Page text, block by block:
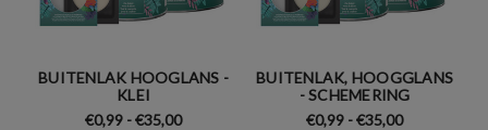
BUITENLAK HOOGLANS -
KLEI
€0,99 - €35,00
BUITENLAK, HOOGGLANS
- SCHEMERING
€0,99 - €35,00